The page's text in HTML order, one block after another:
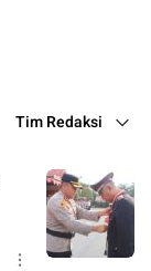
Tim Redaksi